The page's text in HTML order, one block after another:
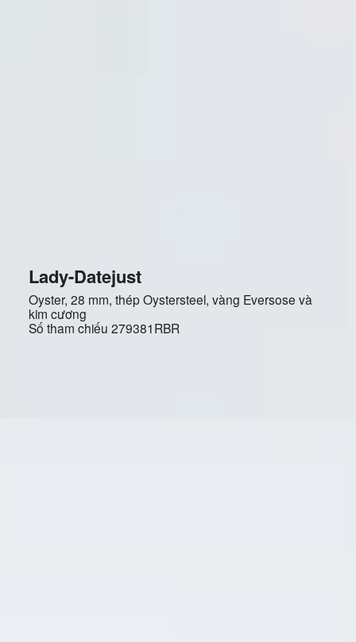
Lady-Datejust
Oyster, 28 mm, thép Oystersteel, vàng Eversose và
kim cương
Số tham chiếu 279381RBR